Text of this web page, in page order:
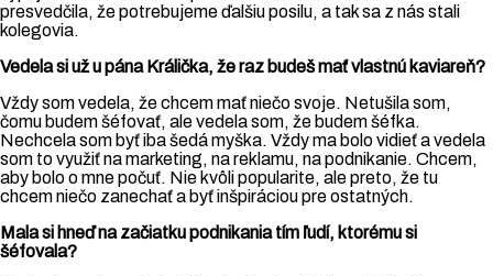
presvedčila, že potrebujeme ďalšiu posilu, a tak sa z nás stali
kolegovia.
Vedela si už u pána Králička, že raz budeš mať vlastnú kaviareň?
Vždy som vedela, že chcem mať niečo svoje. Netušila som,
čomu budem šéfovať, ale vedela som, že budem šéfka.
Nechcela som byť iba šedá myška. Vždy ma bolo vidieť a vedela
som to využiť na marketing, na reklamu, na podnikanie. Chcem,
aby bolo o mne počuť. Nie kvôli popularite, ale preto, že tu
chcem niečo zanechať a byť inšpiráciou pre ostatných.
Mala si hneď na začiatku podnikania tím ľudí, ktorému si
šéfovala?